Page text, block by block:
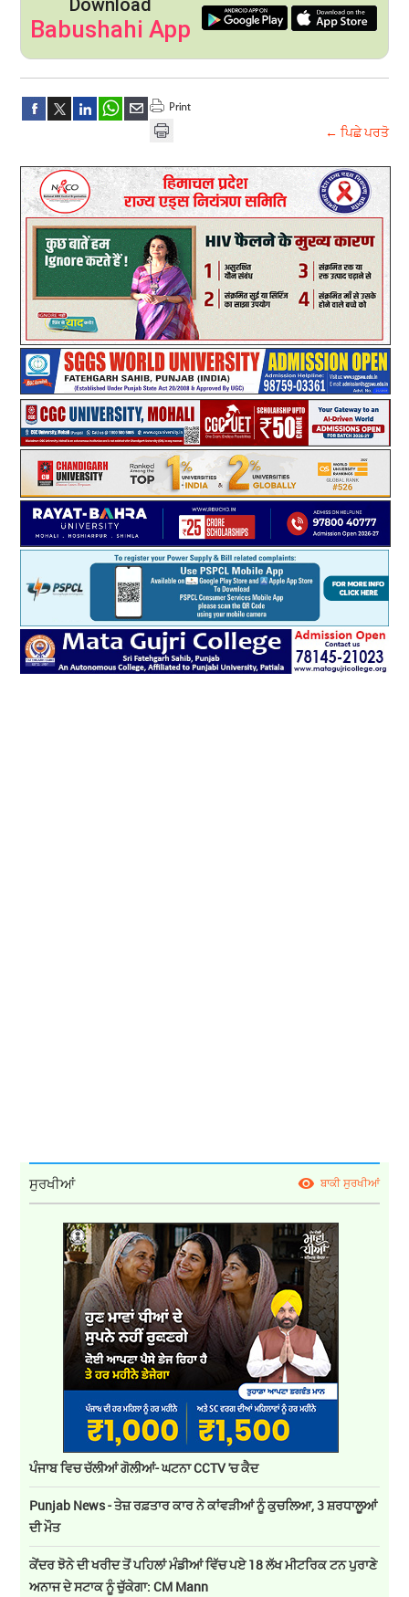
Babushahi App
← ਪਿਛੇ ਪਰਤੋ
ਸੁਰਖੀਆਂ ਬਾਕੀ ਸੁਰਖੀਆਂ
ਪੰਜਾਬ ਵਿਚ ਚੱਲੀਆਂ ਗੋਲੀਆਂ- ਘਟਨਾ CCTV 'ਚ ਕੈਦ
Punjab News - ਤੇਜ਼ ਰਫ਼ਤਾਰ ਕਾਰ ਨੇ ਕਾਂਵੜੀਆਂ ਨੂੰ ਕੁਚਲਿਆ, 3 ਸ਼ਰਧਾਲੂਆਂ
ਦੀ ਮੌਤ
ਕੇਂਦਰ ਝੋਨੇ ਦੀ ਖਰੀਦ ਤੋਂ ਪਹਿਲਾਂ ਮੰਡੀਆਂ ਵਿੱਚ ਪਏ 18 ਲੱਖ ਮੀਟਰਿਕ ਟਨ ਪੁਰਾਣੇ
ਅਨਾਜ ਦੇ ਸਟਾਕ ਨੂੰ ਚੁੱਕੇਗਾ: CM Mann